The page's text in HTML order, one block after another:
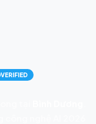
VERIFIED